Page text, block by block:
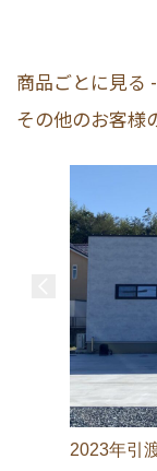
商品ごとに見る
その他のお客様
2023年引